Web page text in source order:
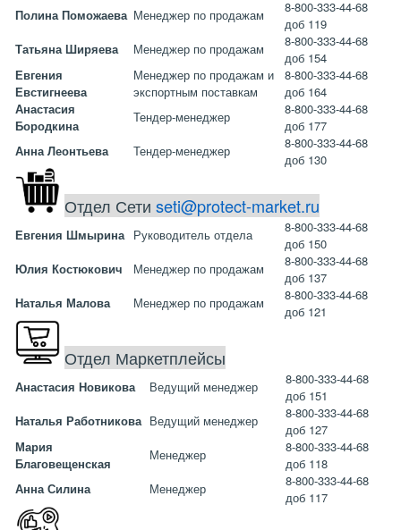
Полина Поможаева Менеджер по продажам
8-800-333-44-68
доб 119
Татьяна Ширяева
Менеджер по продажам
8-800-333-44-68
доб 154
Евгения
Евстигнеева
Менеджер по продажам и
экспортным поставкам
8-800-333-44-68
доб 164
Анастасия
Бородкина
Тендер-менеджер
8-800-333-44-68
доб 177
Анна Леонтьева
Тендер-менеджер
8-800-333-44-68
доб 130
Отдел Сетиseti@protect-market.ru
Евгения Шмырина Руководитель отдела
8-800-333-44-68
доб 150
Юлия Костюкович
Менеджер по продажам
8-800-333-44-68
доб 137
Наталья Малова
Менеджер по продажам
8-800-333-44-68
доб 121
Отдел Маркетплейсы
Анастасия Новикова Ведущий менеджер
8-800-333-44-68
доб 151
Наталья Работникова Ведущий менеджер
8-800-333-44-68
доб 127
Мария
Благовещенская
Менеджер
8-800-333-44-68
доб 118
Анна Силина
Менеджер
8-800-333-44-68
доб 117